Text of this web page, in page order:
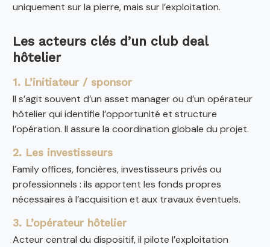
uniquement sur la pierre, mais sur l’exploitation.
Les acteurs clés d’un club deal
hôtelier
1. L’initiateur / sponsor
Il s’agit souvent d’un asset manager ou d’un opérateur
hôtelier qui identifie l’opportunité et structure
l’opération. Il assure la coordination globale du projet.
2. Les investisseurs
Family offices, foncières, investisseurs privés ou
professionnels : ils apportent les fonds propres
nécessaires à l’acquisition et aux travaux éventuels.
3. L’opérateur hôtelier
Acteur central du dispositif, il pilote l’exploitation